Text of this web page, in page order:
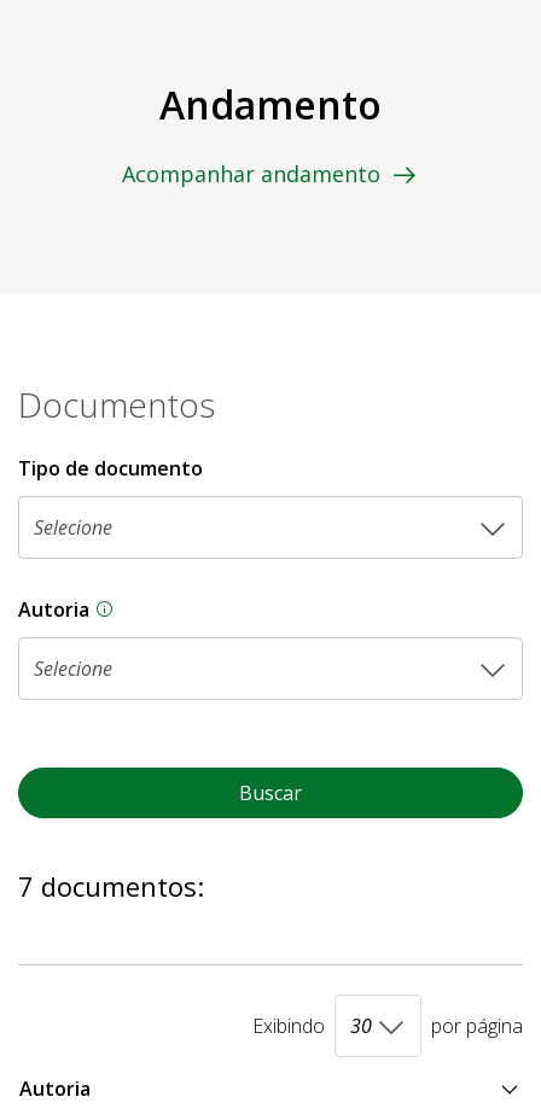
Andamento
Acompanhar andamento
Documentos
Tipo de documento
Autoria As proposições legislativas na CLDF podem
Buscar
7 documentos:
Exibindo por página
Autoria